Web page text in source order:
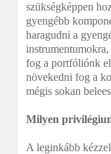
szükségképpen
gyengébb
haragudni a
fog a portfóliónk
növekedni fog a
mégis sokan
Milyen
A leginkább